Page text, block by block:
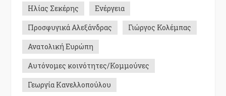
Ηλίας Σεκέρης
Ενέργεια
Προσφυγικά Αλεξάνδρας
Γιώργος Κολέμπας
Ανατολική Ευρώπη
Αυτόνομες κοινότητες/Κομμούνες
Γεωργία Κανελλοπούλου